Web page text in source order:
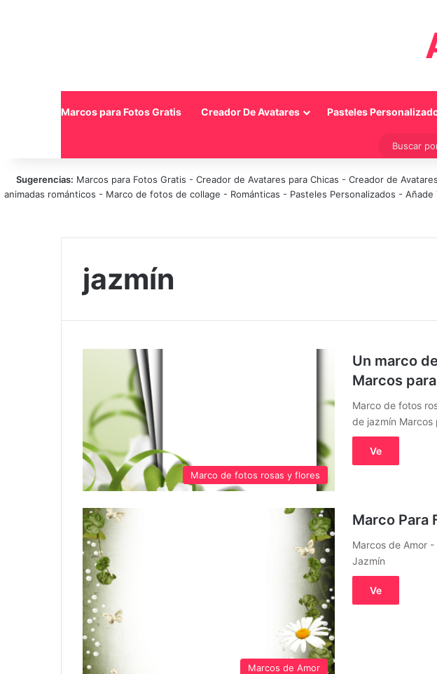
Marcos para Fotos Gratis Creador De Avatares Pasteles
Sugerencias: Marcos para Fotos Gratis - Creador de Avatares para Chicas - Creador de
animadas románticos - Marco de fotos de collage - Románticas - Pasteles Personalizados - Añade
jazmín
Marco de fotos rosas y flores
Un marco
Marcos
Marco de fotos
de jazmín Marcos
Ve
Marcos de Amor
Marco Para
Marcos de Amor -
Jazmín
Ve